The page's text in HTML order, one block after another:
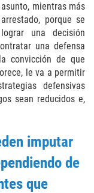
de una
Falsos
Asistencia
mientras más
porque se
una decisión
una defensa
convicción de que
le va a permitir
defensivas
sean reducidos e,
imputar
de
que